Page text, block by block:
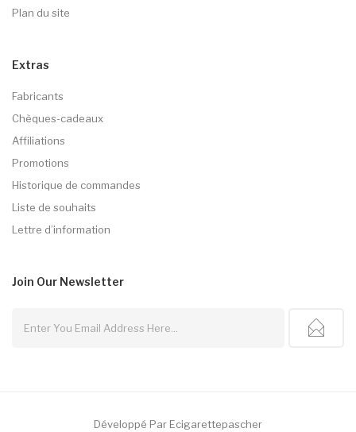
Plan du site
Extras
Fabricants
Chèques-cadeaux
Affiliations
Promotions
Historique de commandes
Liste de souhaits
Lettre d’information
Join Our Newsletter
Développé Par Ecigarettepascher